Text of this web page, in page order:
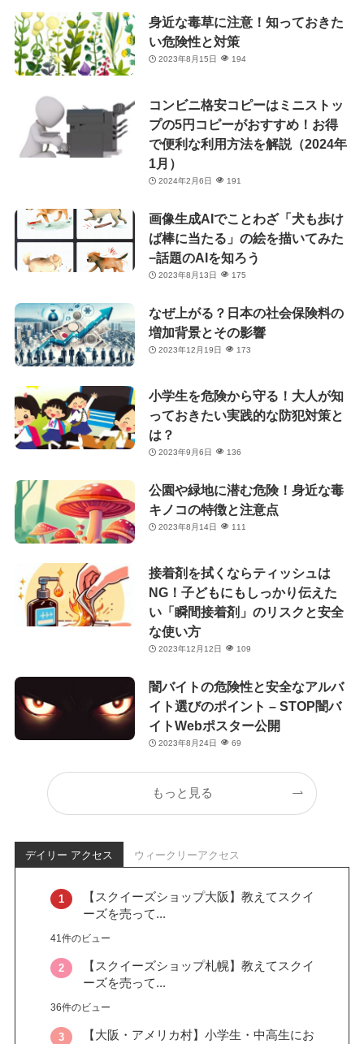
身近な毒草に注意！知っておきた
い危険性と対策
2023年8月15日 194
コンビニ格安コピーはミニストッ
プの5円コピーがおすすめ！お得
で便利な利用方法を解説（2024年
1月）
2024年2月6日 191
画像生成AIでことわざ「犬も歩け
ば棒に当たる」の絵を描いてみた
−話題のAIを知ろう
2023年8月13日 175
なぜ上がる？日本の社会保険料の
増加背景とその影響
2023年12月19日 173
小学生を危険から守る！大人が知
っておきたい実践的な防犯対策と
は？
2023年9月6日 136
公園や緑地に潜む危険！身近な毒
キノコの特徴と注意点
2023年8月14日 111
接着剤を拭くならティッシュは
NG！子どもにもしっかり伝えた
い「瞬間接着剤」のリスクと安全
な使い方
2023年12月12日 109
闇バイトの危険性と安全なアルバ
イト選びのポイント – STOP闇バ
イトWebポスター公開
2023年8月24日 69
もっと見る
デイリー アクセス ウィークリーアクセス
【スクイーズショップ大阪】教えてスクイ
ーズを売って...
41件のビュー
【スクイーズショップ札幌】教えてスクイ
ーズを売って...
36件のビュー
【大阪・アメリカ村】小学生・中高生にお